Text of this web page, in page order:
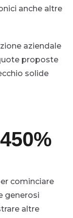
anche altre
aziendale
proposte
solide
cominciare
generosi
altre